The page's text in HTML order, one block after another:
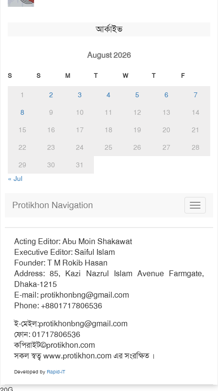
আর্কাইভ
August 2026
S S M T W T F
1 2 3 4 5 6
7
8
9 10 11 12 13
14
15
16 17 18 19 20
21
22
23 24 25 26 27
28
29
30
31
« Jul
Toggle
Protikhon Navigation
Acting Editor: Abu Moin Shakawat
Executive Editor: Saiful Islam
Founder: T M Rokib Hasan
Address: 85, Kazi Nazrul Islam Avenue Farmgate,
Dhaka-1215
E-mail:protikhonbng@gmail.com
Phone: +8801717806536
ই-মেইল:protikhonbng@gmail.com
ফোন: 01717806536
কপিরাইট©protikhon.com
সকল স্বত্ব www.protikhon.com এর সংরক্ষিত ।
Developed by Rapid-iT